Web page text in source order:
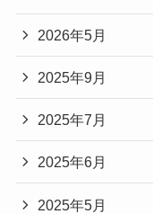
2026年5月
2025年9月
2025年7月
2025年6月
2025年5月